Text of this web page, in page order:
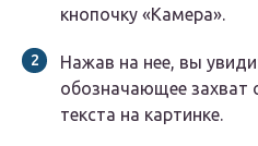
кнопочку «Камера».
Нажав на нее, вы
обозначающее захват
текста на картинке.